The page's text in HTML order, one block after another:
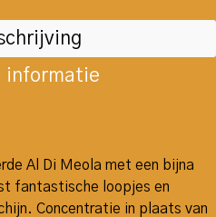
informatie
Al Di Meola met een bijna
fantastische loopjes en
Concentratie in plaats van